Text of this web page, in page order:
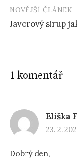
NOVĚJŠÍ ČLÁNEK
Javorový sirup
1 komentář
Eliška
23. 2.
Dobrý den,